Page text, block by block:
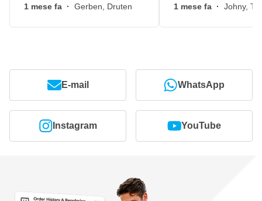
1 mese fa · Gerben, Druten
1 mese fa · Johny,
E-mail WhatsApp
Instagram YouTube